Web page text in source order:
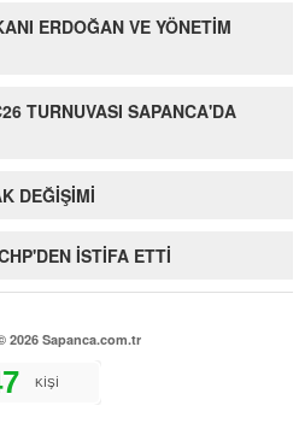
ERDOĞAN VE YÖNETİM
TURNUVASI SAPANCA'DA
DEĞİŞİMİ
İSTİFA ETTİ
2026 Sapanca.com.tr